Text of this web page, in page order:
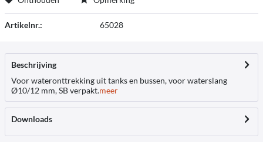
Artikelnr.: 65028
Beschrijving
Voor wateronttrekking uit tanks en bussen, voor waterslang
Ø10/12 mm, SB verpakt.meer
Downloads